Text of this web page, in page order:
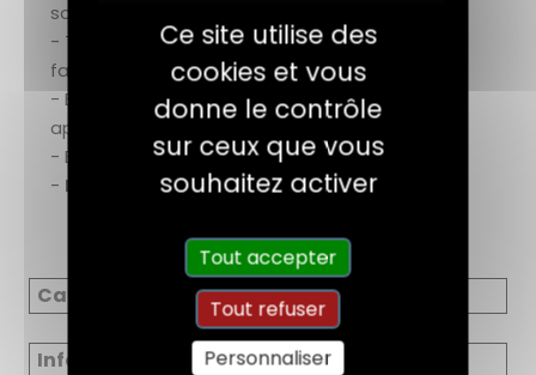
solide et durable
- Temps de durcissement dumélange long :
facile à modeler
- Excellente adhérencepas de décollement
après séchage
- Existe en
4coloris
- N’encrasse pasles abrasifs lors du ponçage
Caractéristiques
Informations réglementaires
Ce site utilise des
cookies et vous
donne le contrôle
sur ceux que vous
souhaitez activer
Tout accepter
Tout refuser
Personnaliser